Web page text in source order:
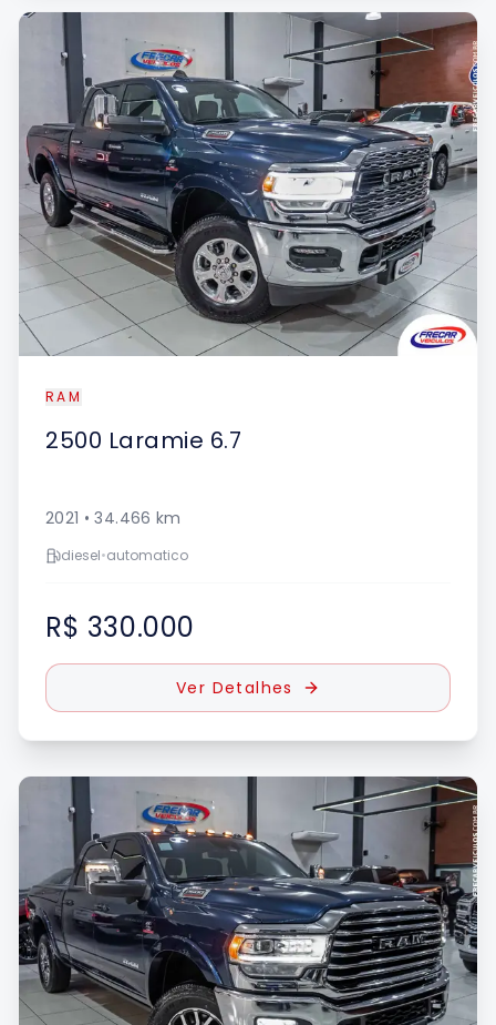
RAM
2500 Laramie 6.7
2021 •34.466 km
diesel•automatico
R$ 330.000
Ver Detalhes